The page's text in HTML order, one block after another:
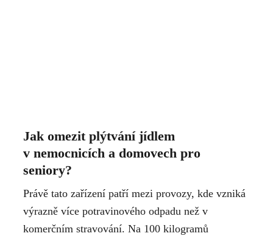
Jak omezit plýtvání jídlem
v nemocnicích a domovech pro
seniory?
Právě tato zařízení patří mezi provozy, kde vzniká
výrazně více potravinového odpadu než v
komerčním stravování. Na 100 kilogramů